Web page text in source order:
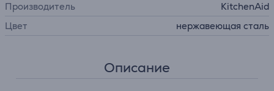
Производитель
KitchenAid
Цвет
нержавеющая сталь
Описание